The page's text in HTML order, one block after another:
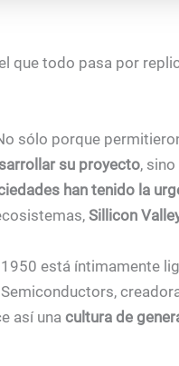
que todo pasa por
sólo porque
su proyecto,
han tenido la
Sillicon
está íntimamente
así una cultura de